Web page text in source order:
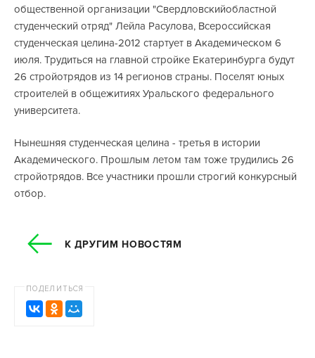
общественной организации "Свердловскийобластной
студенческий отряд" Лейла Расулова, Всероссийская
студенческая целина-2012 стартует в Академическом 6
июля. Трудиться на главной стройке Екатеринбурга будут
26 стройотрядов из 14 регионов страны. Поселят юных
строителей в общежитиях Уральского федерального
университета.
Нынешняя студенческая целина - третья в истории
Академического. Прошлым летом там тоже трудились 26
стройотрядов. Все участники прошли строгий конкурсный
отбор.
К ДРУГИМ НОВОСТЯМ
ПОДЕЛИТЬСЯ